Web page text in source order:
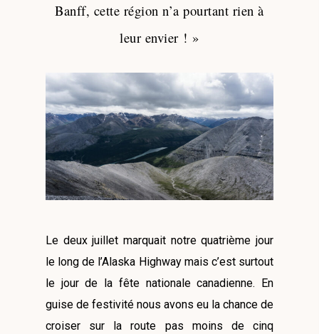
Banff, cette région n’a pourtant rien à
leur envier ! »
Le deux juillet marquait notre quatrième jour
le long de l’Alaska Highway mais c’est surtout
le jour de la fête nationale canadienne. En
guise de festivité nous avons eu la chance de
croiser sur la route pas moins de cinq